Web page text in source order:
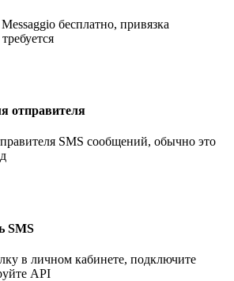
бесплатно, привязка
отправителя
SMS сообщений, обычно это
SMS
в личном кабинете, подключите
API